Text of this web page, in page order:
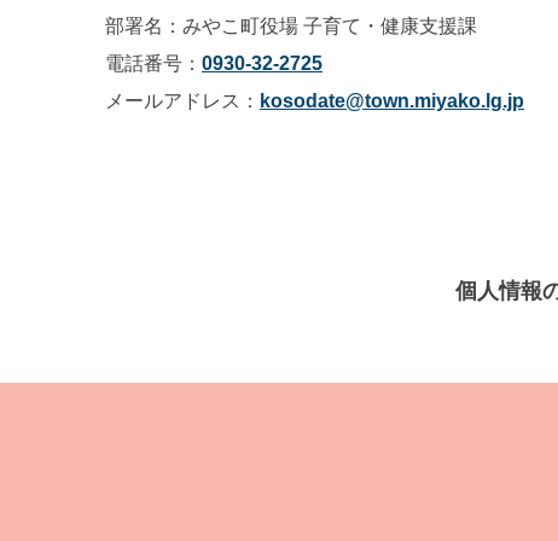
部署名：みやこ町役場 子育て・健康支援課
電話番号： 0930-32-2725
メールアドレス： kosodate@town.miyako.lg.jp
個人情報